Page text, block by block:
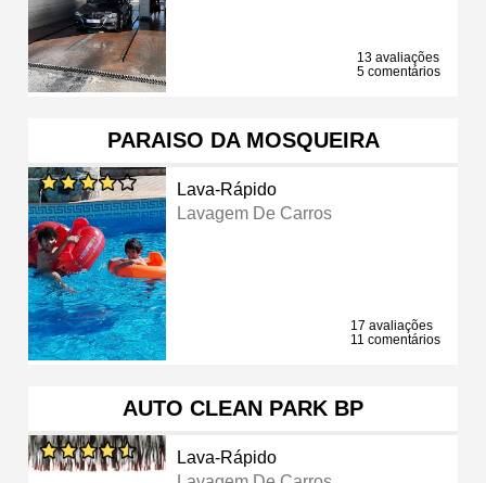
13 avaliações
5 comentários
PARAISO DA MOSQUEIRA
Lava-Rápido
Lavagem De Carros
17 avaliações
11 comentários
AUTO CLEAN PARK BP
Lava-Rápido